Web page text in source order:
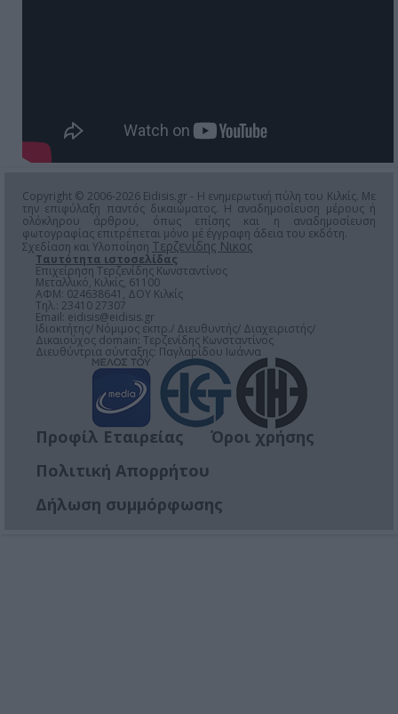
Copyright © 2006-2026 Eidisis.gr - Η ενημερωτική πύλη του Κιλκίς. Με
την επιφύλαξη παντός δικαιώματος. Η αναδημοσίευση μέρους ή
ολόκληρου άρθρου, όπως επίσης και η αναδημοσίευση
φωτογραφίας επιτρέπεται μόνο μέ έγγραφη άδεια του εκδότη.
Σχεδίαση και Υλοποίηση Τερζενίδης Νικος
Ταυτότητα ιστοσελίδας
Επιχείρηση Τερζενίδης Κωνσταντίνος
Μεταλλικό, Κιλκίς, 61100
ΑΦΜ: 024638641, ΔΟΥ Κιλκίς
Τηλ.: 23410 27307
Email: eidisis@eidisis.gr
Ιδιοκτήτης/ Νόμιμος εκπρ./ Διευθυντής/ Διαχειριστής/
Δικαιούχος domain: Τερζενίδης Κωνσταντίνος
Διευθύντρια σύνταξης: Παγλαρίδου Ιωάννα
Προφίλ Εταιρείας
Όροι χρήσης
Πολιτική Απορρήτου
Δήλωση συμμόρφωσης